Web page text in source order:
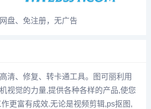
盘、免注册，无广告
清、修复、转卡通工具。图可丽利用
视觉的力量,提供各种各样的产品,使您
更富有成效.无论是视频剪辑,ps抠图,